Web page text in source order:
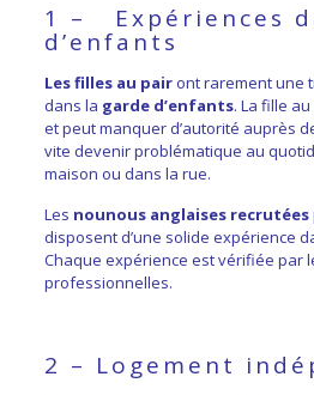
1 – Expériences
d’enfants
Les filles au pairont rarement une
dans la garde d’enfants. La fille
et peut manquer d’autorité auprès
vite devenir problématique au
maison ou dans la rue.
Les nounous anglaises recrutées
disposent d’une solide expérience
Chaque expérience est vérifiée par
professionnelles.
2 – Logement